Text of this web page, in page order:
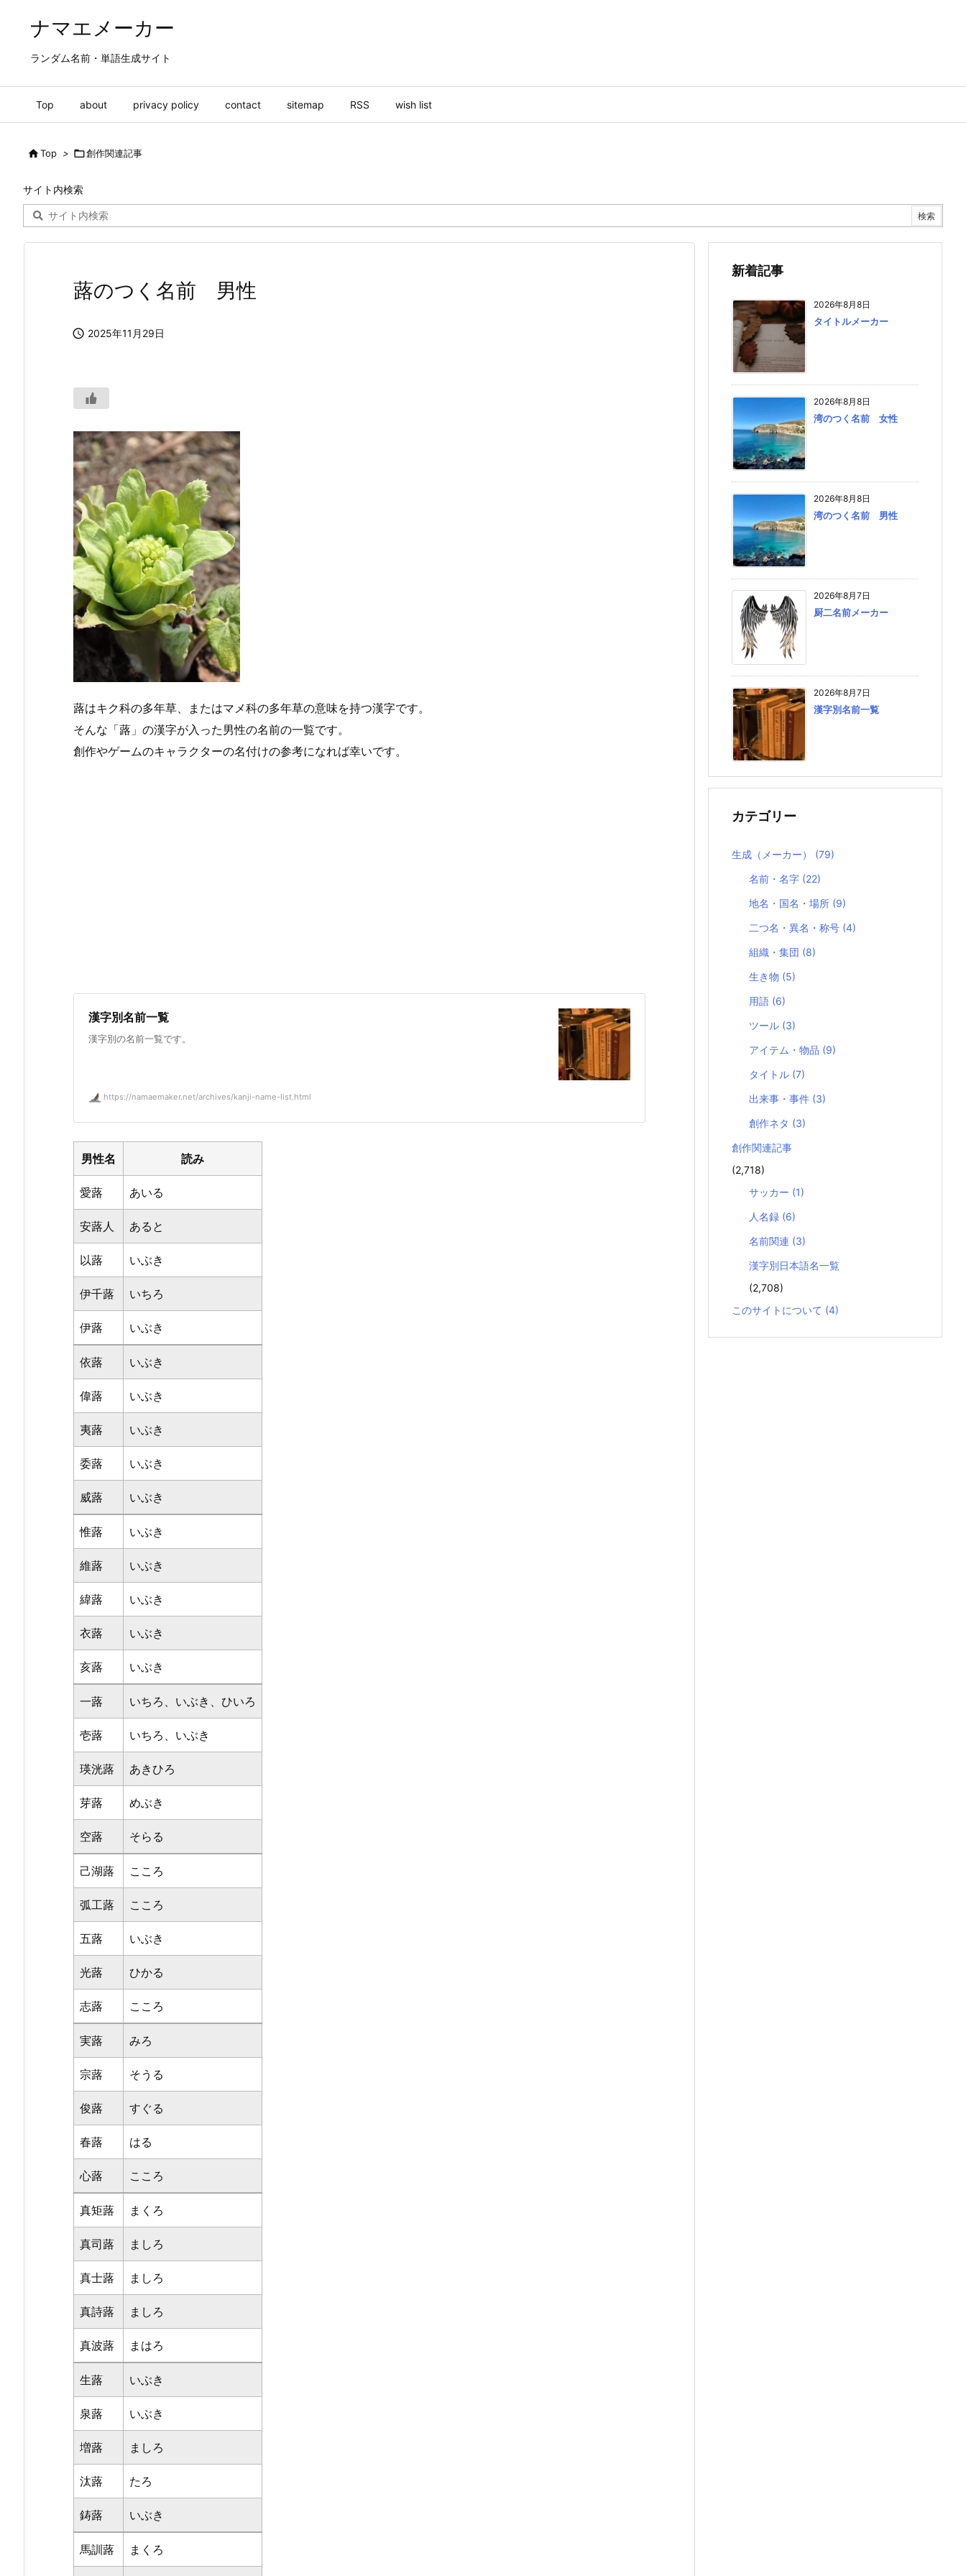
ナマエメーカー
ランダム名前・単語生成サイト
Top about privacy policy contact sitemap RSS wish list
Top > 創作関連記事
サイト内検索
蕗のつく名前 男性
 2025年11月29日
蕗はキク科の多年草、またはマメ科の多年草の意味を持つ漢字です。
そんな「蕗」の漢字が入った男性の名前の一覧です。
創作やゲームのキャラクターの名付けの参考になれば幸いです。
漢字別名前一覧
漢字別の名前一覧です。
https://namaemaker.net/archives/kanji-name-list.html
男性名 読み
愛蕗 あいる
安蕗人 あると
以蕗 いぶき
伊千蕗 いちろ
伊蕗 いぶき
依蕗 いぶき
偉蕗 いぶき
夷蕗 いぶき
委蕗 いぶき
威蕗 いぶき
惟蕗 いぶき
維蕗 いぶき
緯蕗 いぶき
衣蕗 いぶき
亥蕗 いぶき
一蕗 いちろ、いぶき、ひいろ
壱蕗 いちろ、いぶき
瑛洸蕗 あきひろ
芽蕗 めぶき
空蕗 そらる
己湖蕗 こころ
弧工蕗 こころ
五蕗 いぶき
光蕗 ひかる
志蕗 こころ
実蕗 みろ
宗蕗 そうる
俊蕗 すぐる
春蕗 はる
心蕗 こころ
真矩蕗 まくろ
真司蕗 ましろ
真士蕗 ましろ
真詩蕗 ましろ
真波蕗 まはろ
生蕗 いぶき
泉蕗 いぶき
増蕗 ましろ
汰蕗 たろ
鋳蕗 いぶき
馬訓蕗 まくろ
新着記事
2026年8月8日
タイトルメーカー
2026年8月8日
湾のつく名前 女性
2026年8月8日
湾のつく名前 男性
2026年8月7日
厨二名前メーカー
2026年8月7日
漢字別名前一覧
カテゴリー
生成（メーカー） (79)
名前・名字 (22)
地名・国名・場所 (9)
二つ名・異名・称号 (4)
組織・集団 (8)
生き物 (5)
用語 (6)
ツール (3)
アイテム・物品 (9)
タイトル (7)
出来事・事件 (3)
創作ネタ (3)
創作関連記事
(2,718)
サッカー (1)
人名録 (6)
名前関連 (3)
漢字別日本語名一覧
(2,708)
このサイトについて (4)